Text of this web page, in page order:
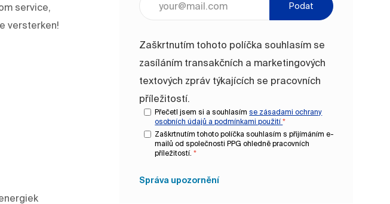
service,
versterken!
Zaškrtnutím tohoto políčka souhlasím se
zasíláním transakčních a marketingových
textových zpráv týkajících se pracovních
příležitostí.
Přečetl jsem si a souhlasímse zásadami ochrany
osobních údajů apodmínkami použití*
Zaškrtnutím tohoto políčka souhlasím s přijímáním e-
mailů od společnosti PPG ohledně pracovních
příležitostí. *
Podat
Správa upozornění